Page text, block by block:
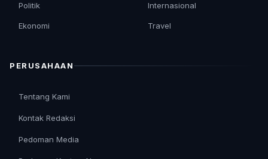
Politik
Ekonomi
Internasional
Travel
PERUSAHAAN
Tentang Kami
Kontak Redaksi
Pedoman Media